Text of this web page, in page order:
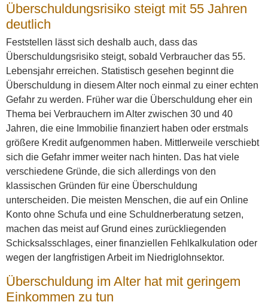
Überschuldungsrisiko steigt mit 55 Jahren
deutlich
Feststellen lässt sich deshalb auch, dass das
Überschuldungsrisiko steigt, sobald Verbraucher das 55.
Lebensjahr erreichen. Statistisch gesehen beginnt die
Überschuldung in diesem Alter noch einmal zu einer echten
Gefahr zu werden. Früher war die Überschuldung eher ein
Thema bei Verbrauchern im Alter zwischen 30 und 40
Jahren, die eine Immobilie finanziert haben oder erstmals
größere Kredit aufgenommen haben. Mittlerweile verschiebt
sich die Gefahr immer weiter nach hinten. Das hat viele
verschiedene Gründe, die sich allerdings von den
klassischen Gründen für eine Überschuldung
unterscheiden. Die meisten Menschen, die auf ein Online
Konto ohne Schufa und eine Schuldnerberatung setzen,
machen das meist auf Grund eines zurückliegenden
Schicksalsschlages, einer finanziellen Fehlkalkulation oder
wegen der langfristigen Arbeit im Niedriglohnsektor.
Überschuldung im Alter hat mit geringem
Einkommen zu tun